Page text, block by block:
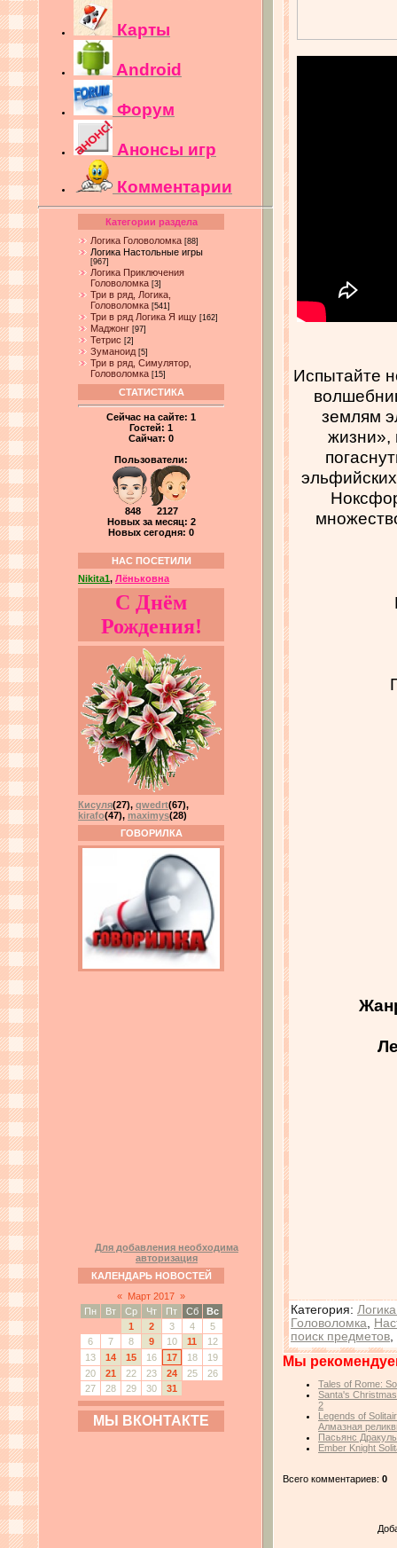
Карты
Android
Форум
Анонсы игр
Комментарии
Категории раздела
Логика Головоломка [88]
Логика Настольные игры
[967]
Логика Приключения
Головоломка [3]
Три в ряд, Логика,
Головоломка [541]
Три в ряд Логика Я ищу [162]
Маджонг [97]
Тетрис [2]
Зуманоид [5]
Три в ряд, Симулятор,
Головоломка [15]
СТАТИСТИКА
Сейчас на сайте: 1
Гостей: 1
Сайчат: 0
Пользователи:
848 2127
Новых за месяц: 2
Новых сегодня: 0
НАС ПОСЕТИЛИ
Nikita1, Лёньковна
С Днём
Рождения!
Кисуля(27), qwedrt(67),
kirafo(47), maximys(28)
ГОВОРИЛКА
Для добавления необходима
авторизация
КАЛЕНДАРЬ НОВОСТЕЙ
« Март 2017 »
Пн
Вт Ср Чт Пт Сб
Вс
1
2 3 4
5
6
7 8 9 10 11
12
13
14 15 16 17 18
19
20
21 22 23 24 25
26
27
28 29 30 31
МЫ ВКОНТАКТЕ
Испытайте
землям
жизни»,
Категория:
Головоломка
поиск предметов
Мы
Tales of Rome:
Santa's
2
Legends of
Алмазная
Пасьянс
Ember Knight
Всего комментариев: 0